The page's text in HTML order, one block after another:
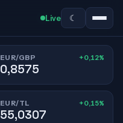
Live ☾
EUR/GBP +0,12%
0,8575
EUR/TL +0,15%
55,0307